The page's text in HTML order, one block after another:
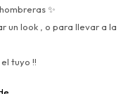
✨
un look , o para llevar a la
tuyo !!